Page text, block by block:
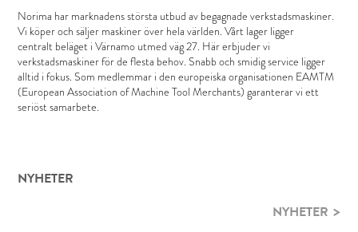
Norima har marknadens största utbud av begagnade verkstadsmaskiner.
Vi köper och säljer maskiner över hela världen. Vårt lager ligger
centralt beläget i Värnamo utmed väg 27. Här erbjuder vi
verkstadsmaskiner för de flesta behov. Snabb och smidig service ligger
alltid i fokus. Som medlemmar i den europeiska organisationen EAMTM
(European Association of Machine Tool Merchants) garanterar vi ett
seriöst samarbete.
NYHETER
NYHETER